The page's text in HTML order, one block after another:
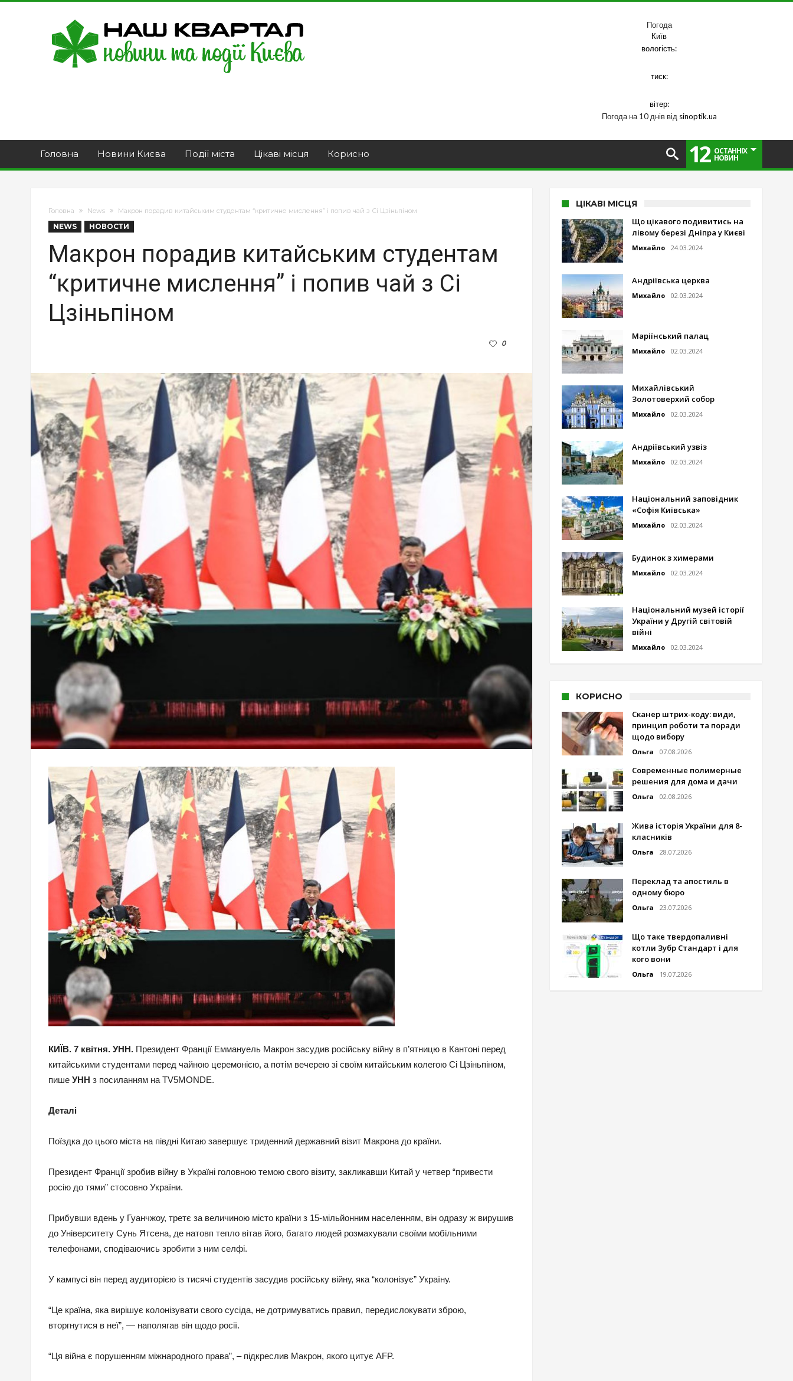
Погода
Київ
вологість:
тиск:
вітер:
Погода на 10 днів від sinoptik.ua
Головна Новини Києва Події міста Цікаві місця Корисно 12 ОСТАННІХ
НОВИН
Головна News Макрон порадив китайським студентам “критичне мислення” і попив чай з Сі Цзіньпіном
NEWS НОВОСТИ
Макрон порадив китайським студентам
“критичне мислення” і попив чай з Сі
Цзіньпіном
0
КИЇВ. 7 квітня. УНН. Президент Франції Еммануель Макрон засудив російську війну в п’ятницю в Кантоні перед
китайськими студентами перед чайною церемонією, а потім вечерею зі своїм китайським колегою Сі Цзіньпіном,
пише УНН з посиланням на TV5MONDE.
Деталі
Поїздка до цього міста на півдні Китаю завершує триденний державний візит Макрона до країни.
Президент Франції зробив війну в Україні головною темою свого візиту, закликавши Китай у четвер “привести
росію до тями” стосовно України.
Прибувши вдень у Гуанчжоу, третє за величиною місто країни з 15-мільйонним населенням, він одразу ж вирушив
до Університету Сунь Ятсена, де натовп тепло вітав його, багато людей розмахували своїми мобільними
телефонами, сподіваючись зробити з ним селфі.
У кампусі він перед аудиторією із тисячі студентів засудив російську війну, яка “колонізує” Україну.
“Це країна, яка вирішує колонізувати свого сусіда, не дотримуватись правил, передислокувати зброю,
вторгнутися в неї”, — наполягав він щодо росії.
“Ця війна є порушенням міжнародного права”, – підкреслив Макрон, якого цитує AFP.
ЦІКАВІ МІСЦЯ
Що цікавого подивитись на
лівому березі Дніпра у Києві
Михайло 24.03.2024
Андріївська церква
Михайло 02.03.2024
Маріїнський палац
Михайло 02.03.2024
Михайлівський
Золотоверхий собор
Михайло 02.03.2024
Андріївський узвіз
Михайло 02.03.2024
Національний заповідник
«Софія Київська»
Михайло 02.03.2024
Будинок з химерами
Михайло 02.03.2024
Національний музей історії
України у Другій світовій
війні
Михайло 02.03.2024
КОРИСНО
Сканер штрих-коду: види,
принцип роботи та поради
щодо вибору
Ольга 07.08.2026
Современные полимерные
решения для дома и дачи
Ольга 02.08.2026
Жива історія України для 8-
класників
Ольга 28.07.2026
Переклад та апостиль в
одному бюро
Ольга 23.07.2026
Що таке твердопаливні
котли Зубр Стандарт і для
кого вони
Ольга 19.07.2026